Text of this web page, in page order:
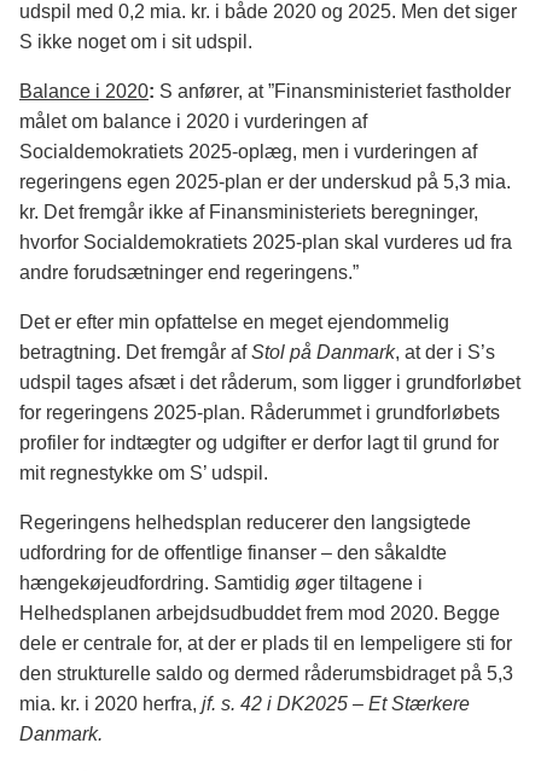
udspil med 0,2 mia. kr. i både 2020 og 2025. Men det siger
S ikke noget om i sit udspil.
Balance i 2020: S anfører, at ”Finansministeriet fastholder
målet om balance i 2020 i vurderingen af
Socialdemokratiets 2025-oplæg, men i vurderingen af
regeringens egen 2025-plan er der underskud på 5,3 mia.
kr. Det fremgår ikke af Finansministeriets beregninger,
hvorfor Socialdemokratiets 2025-plan skal vurderes ud fra
andre forudsætninger end regeringens.”
Det er efter min opfattelse en meget ejendommelig
betragtning. Det fremgår afStol på Danmark, at der i S’s
udspil tages afsæt i det råderum, som ligger i grundforløbet
for regeringens 2025-plan. Råderummet i grundforløbets
profiler for indtægter og udgifter er derfor lagt til grund for
mit regnestykke om S’ udspil.
Regeringens helhedsplan reducerer den langsigtede
udfordring for de offentlige finanser – den såkaldte
hængekøjeudfordring. Samtidig øger tiltagene i
Helhedsplanen arbejdsudbuddet frem mod 2020. Begge
dele er centrale for, at der er plads til en lempeligere sti for
den strukturelle saldo og dermed råderumsbidraget på 5,3
mia. kr. i 2020 herfra, jf. s. 42 i DK2025 – Et Stærkere
Danmark.